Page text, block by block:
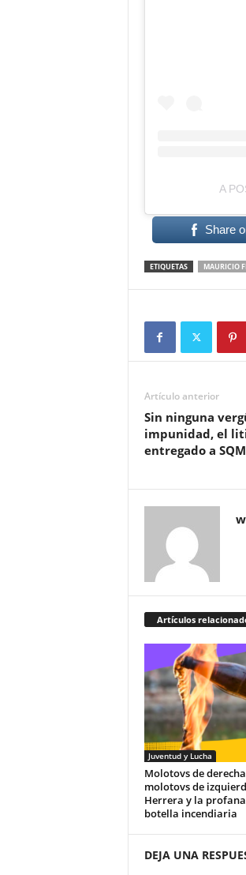
A
Share
ETIQUETAS MAURICIO
Artículo anterior
Sin ninguna
impunidad, el
entregado a SQM
Artículos
Juventud y Lucha
Molotovs de
molotovs de
Herrera y la
botella incendiaria
DEJA UNA